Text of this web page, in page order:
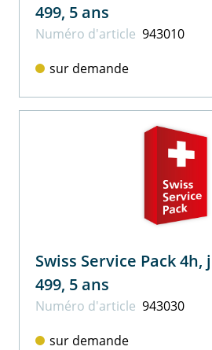
499, 5 ans
Numéro d'article 943010
sur demande
Swiss Service Pack 4h,
499, 5 ans
Numéro d'article 943030
sur demande